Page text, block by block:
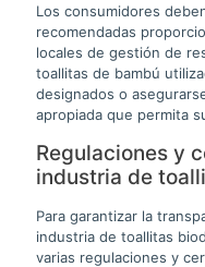
Los consumidores
recomendadas
locales de gestión de
toallitas de bambú
designados o
apropiada que permita
Regulaciones y
industria de
Para garantizar la
industria de toallitas
varias regulaciones y